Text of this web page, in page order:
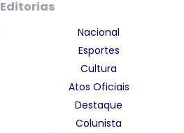
Editorias
Nacional
Esportes
Cultura
Atos Oficiais
Destaque
Colunista